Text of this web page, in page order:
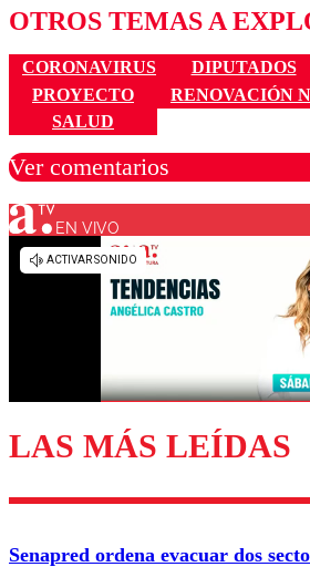
OTROS TEMAS A
CORONAVIRUS DIPUTADOS
PROYECTO
RENOVACIÓN
SALUD
Ver comentarios
Los comentarios son moderados
diálogo
EN VIVO
LAS MÁS LEÍDAS
Senapred ordena evacuar dos